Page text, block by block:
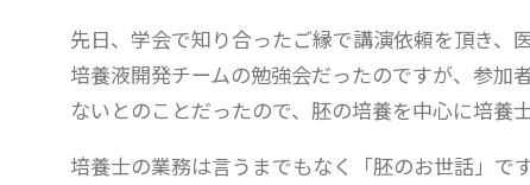
先日、学会で知り合ったご縁で講演依頼を頂き、
培養液開発チームの勉強会だったのですが、参加
ないとのことだったので、胚の培養を中心に培養
培養士の業務は言うまでもなく「胚のお世話」です